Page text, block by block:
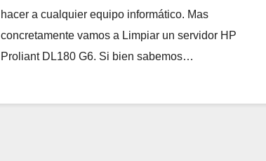
hacer a cualquier equipo informático. Mas
concretamente vamos a Limpiar un servidor HP
Proliant DL180 G6. Si bien sabemos…